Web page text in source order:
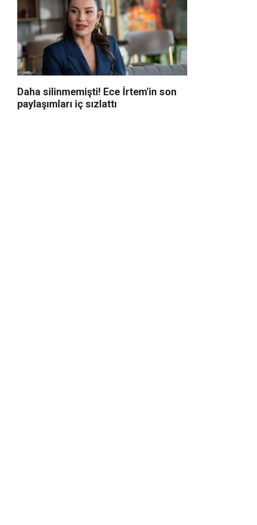
Daha silinmemişti! Ece İrtem'in son
paylaşımları iç sızlattı